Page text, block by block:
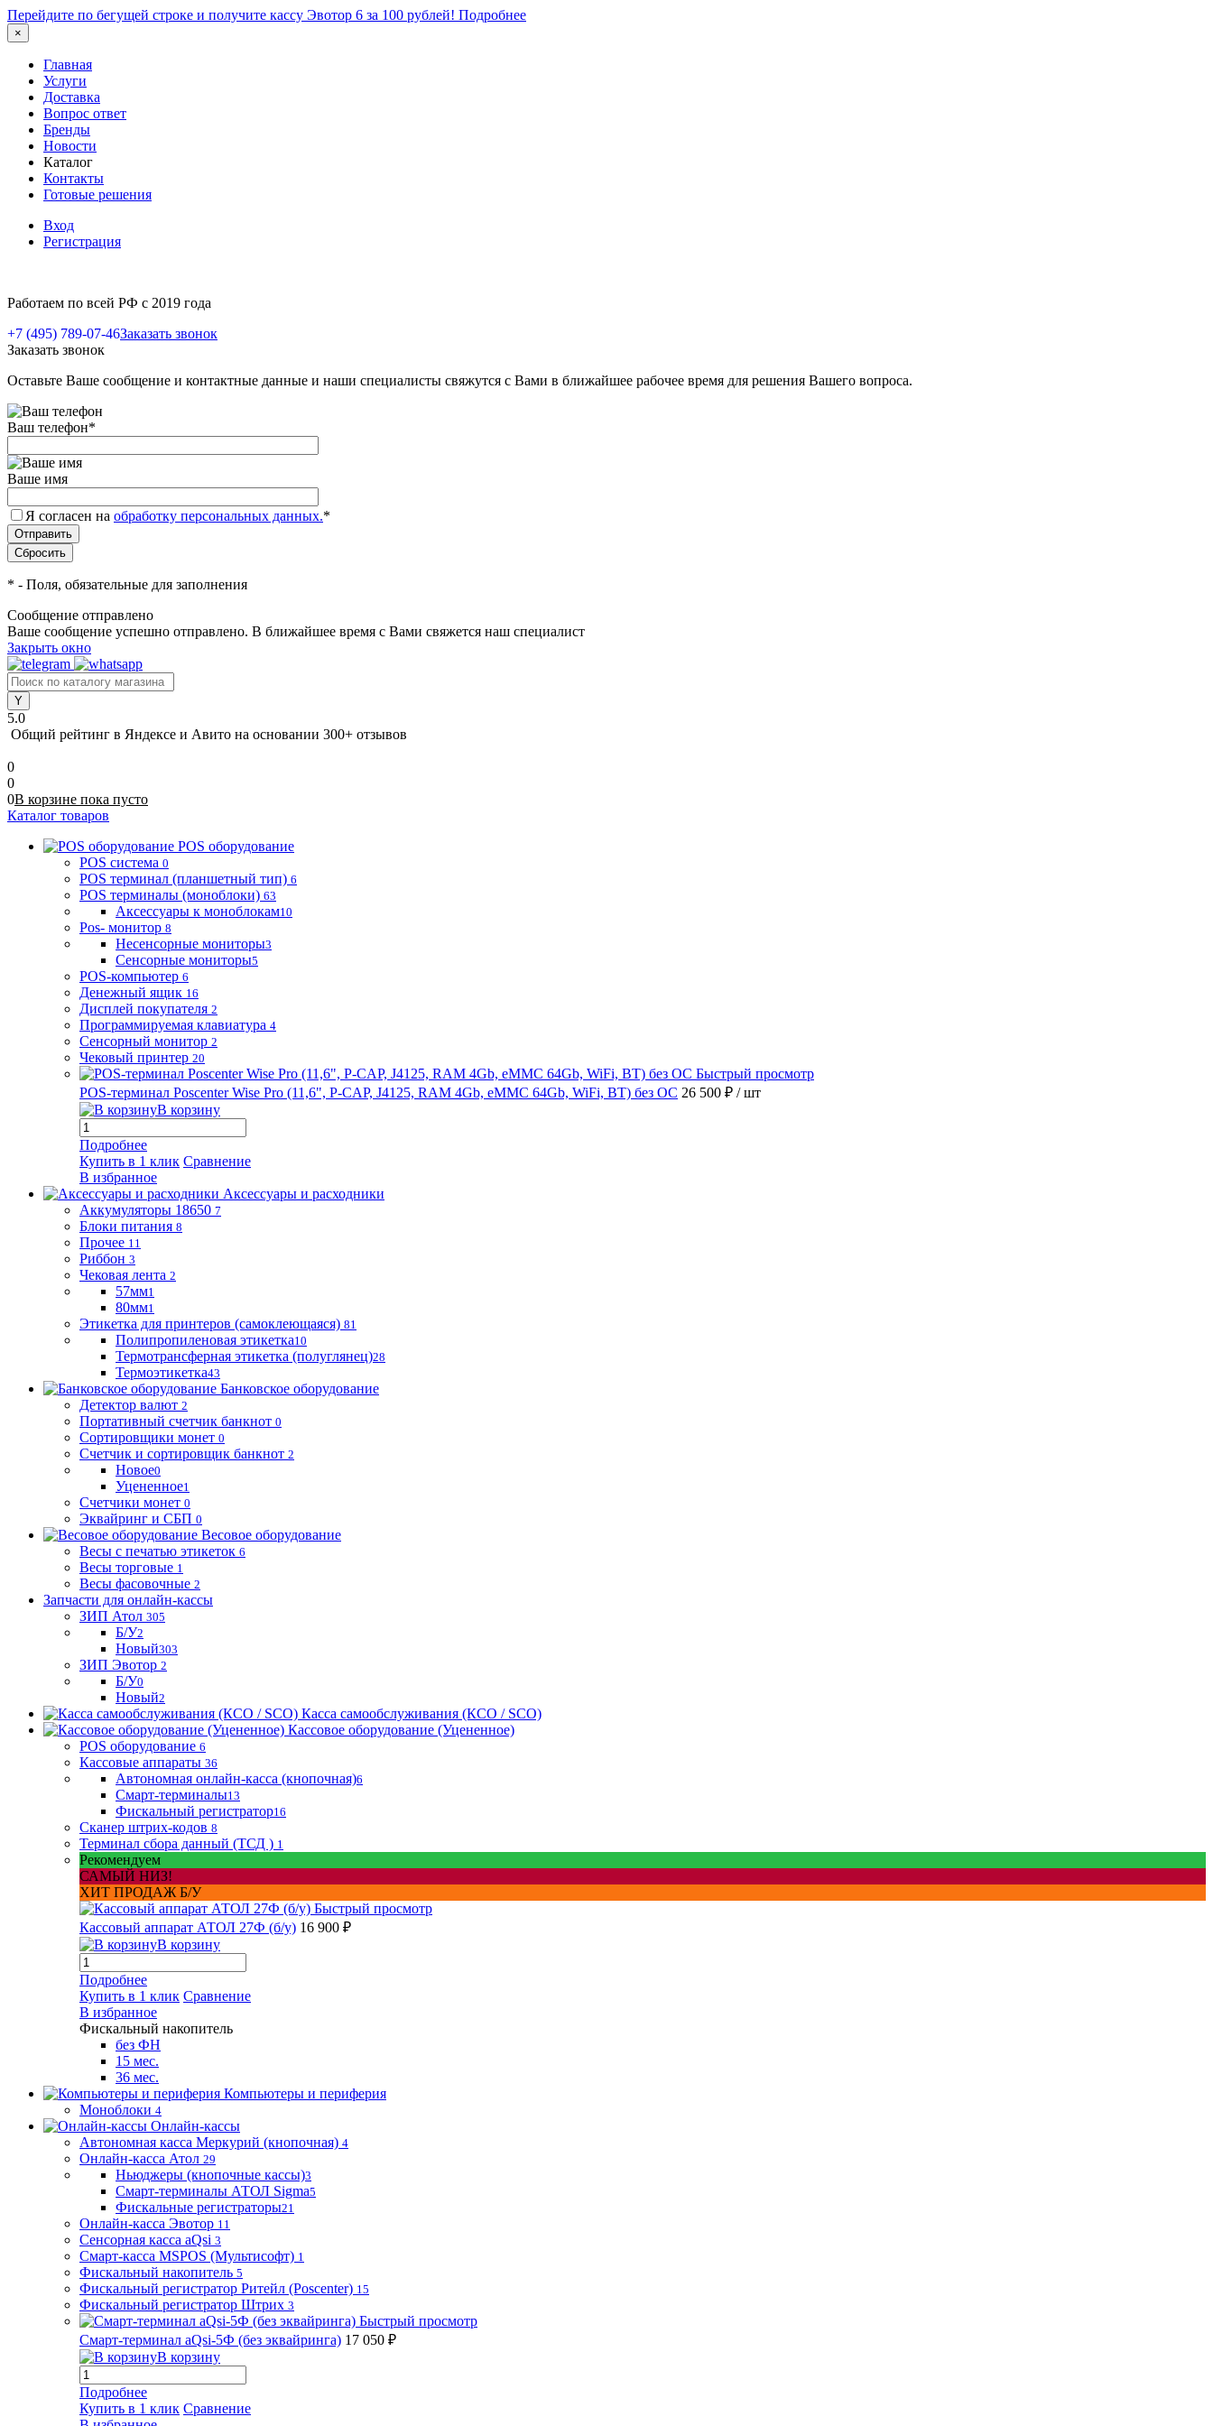
Перейдите по бегущей строке и получите кассу Эвотор 6 за 100 рублей! Подробнее
×
Главная
Услуги
Доставка
Вопрос ответ
Бренды
Новости
Каталог
Контакты
Готовые решения
Вход
Регистрация
Работаем по всей РФ с 2019 года
+7 (495) 789-07-46Заказать звонок
Заказать звонок
Оставьте Ваше сообщение и контактные данные и наши специалисты свяжутся с Вами в ближайшее рабочее время для решения Вашего вопроса.
Ваш телефон*
Ваше имя
Я согласен на обработку персональных данных.*
* - Поля, обязательные для заполнения
Сообщение отправлено
Ваше сообщение успешно отправлено. В ближайшее время с Вами свяжется наш специалист
Закрыть окно
5.0
Общий рейтинг в Яндексе и Авито на основании 300+ отзывов
0
0
0В корзине пока пусто
Каталог товаров
POS оборудование
POS система 0
POS терминал (планшетный тип) 6
POS терминалы (моноблоки) 63
Аксессуары к моноблокам10
Pos- монитор 8
Несенсорные мониторы3
Сенсорные мониторы5
POS-компьютер 6
Денежный ящик 16
Дисплей покупателя 2
Программируемая клавиатура 4
Сенсорный монитор 2
Чековый принтер 20
Быстрый просмотр
POS-терминал Poscenter Wise Pro (11,6", P-CAP, J4125, RAM 4Gb, eMMC 64Gb, WiFi, BT) без ОС 26 500 ₽ / шт
В корзину
Подробнее
Купить в 1 клик Сравнение
В избранное
Аксессуары и расходники
Аккумуляторы 18650 7
Блоки питания 8
Прочее 11
Риббон 3
Чековая лента 2
57мм1
80мм1
Этикетка для принтеров (самоклеющаяся) 81
Полипропиленовая этикетка10
Термотрансферная этикетка (полуглянец)28
Термоэтикетка43
Банковское оборудование
Детектор валют 2
Портативный счетчик банкнот 0
Сортировщики монет 0
Счетчик и сортировщик банкнот 2
Новое0
Уцененное1
Счетчики монет 0
Эквайринг и СБП 0
Весовое оборудование
Весы с печатью этикеток 6
Весы торговые 1
Весы фасовочные 2
Запчасти для онлайн-кассы
ЗИП Атол 305
Б/У2
Новый303
ЗИП Эвотор 2
Б/У0
Новый2
Касса самообслуживания (КСО / SCO)
Кассовое оборудование (Уцененное)
POS оборудование 6
Кассовые аппараты 36
Автономная онлайн-касса (кнопочная)6
Смарт-терминалы13
Фискальный регистратор16
Сканер штрих-кодов 8
Терминал сбора данный (ТСД ) 1
Рекомендуем
САМЫЙ НИЗ!
ХИТ ПРОДАЖ Б/У
Быстрый просмотр
Кассовый аппарат АТОЛ 27Ф (б/у) 16 900 ₽
В корзину
Подробнее
Купить в 1 клик Сравнение
В избранное
Фискальный накопитель
без ФН
15 мес.
36 мес.
Компьютеры и периферия
Моноблоки 4
Онлайн-кассы
Автономная касса Меркурий (кнопочная) 4
Онлайн-касса Атол 29
Ньюджеры (кнопочные кассы)3
Смарт-терминалы АТОЛ Sigma5
Фискальные регистраторы21
Онлайн-касса Эвотор 11
Сенсорная касса aQsi 3
Смарт-касса MSPOS (Мультисофт) 1
Фискальный накопитель 5
Фискальный регистратор Ритейл (Poscenter) 15
Фискальный регистратор Штрих 3
Быстрый просмотр
Смарт-терминал aQsi-5Ф (без эквайринга) 17 050 ₽
В корзину
Подробнее
Купить в 1 клик Сравнение